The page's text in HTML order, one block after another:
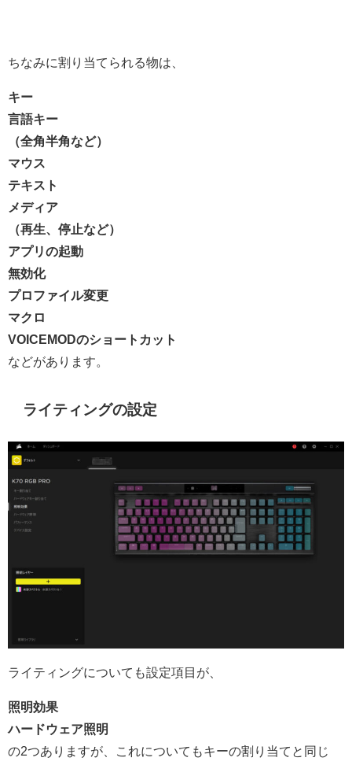
ちなみに割り当てられる物は、
キー
言語キー
（全角半角など）
マウス
テキスト
メディア
（再生、停止など）
アプリの起動
無効化
プロファイル変更
マクロ
VOICEMODのショートカット
などがあります。
ライティングの設定
ライティングについても設定項目が、
照明効果
ハードウェア照明
の2つありますが、これについてもキーの割り当てと同じ